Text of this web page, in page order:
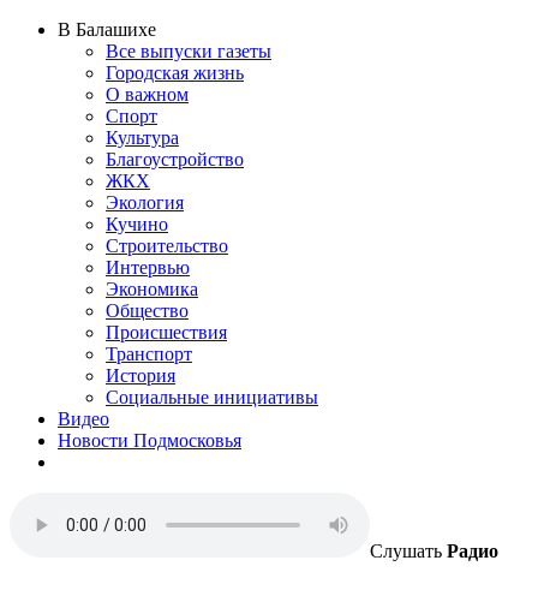
В Балашихе
Все выпуски газеты
Городская жизнь
О важном
Спорт
Культура
Благоустройство
ЖКХ
Экология
Кучино
Строительство
Интервью
Экономика
Общество
Происшествия
Транспорт
История
Социальные инициативы
Видео
Новости Подмосковья
Слушать Радио